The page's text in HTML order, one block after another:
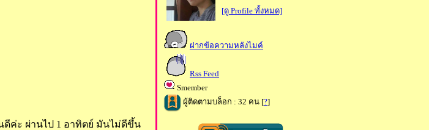
ดีค่ะ ผ่านไป 1 อาทิตย์ มันไม่ดีขึ้น
[ดู Profile ทั้งหมด]
ฝากข้อความหลังไมค์
Rss Feed
Smember
ผู้ติดตามบล็อก : 32 คน [?]